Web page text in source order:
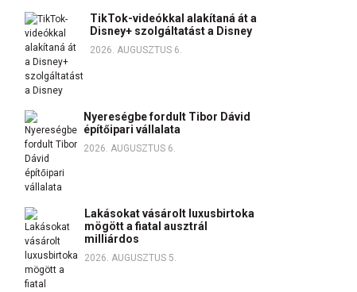
TikTok-videókkal alakítaná át a
Disney+ szolgáltatást a Disney
2026. AUGUSZTUS 6.
Nyereségbe fordult Tibor Dávid
építőipari vállalata
2026. AUGUSZTUS 6.
Lakásokat vásárolt luxusbirtoka
mögött a fiatal ausztrál
milliárdos
2026. AUGUSZTUS 5.